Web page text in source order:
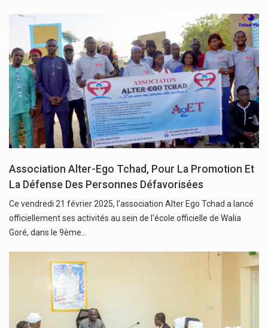
Association Alter-Ego Tchad, Pour La Promotion Et
La Défense Des Personnes Défavorisées
Ce vendredi 21 février 2025, l'association Alter Ego Tchad a lancé
officiellement ses activités au sein de l'école officielle de Walia
Goré, dans le 9ème…